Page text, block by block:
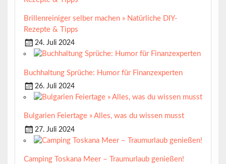
Brillenreiniger selber machen » Natürliche DIY-
Rezepte & Tipps
24. Juli 2024
Buchhaltung Sprüche: Humor für Finanzexperten
26. Juli 2024
Bulgarien Feiertage » Alles, was du wissen musst
27. Juli 2024
Camping Toskana Meer – Traumurlaub genießen!